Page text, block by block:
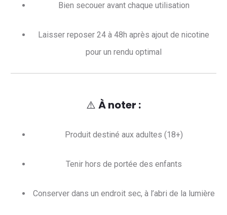
Bien secouer avant chaque utilisation
Laisser reposer 24 à 48h après ajout de nicotine
pour un rendu optimal
⚠️ À noter :
Produit destiné aux adultes (18+)
Tenir hors de portée des enfants
Conserver dans un endroit sec, à l’abri de la lumière